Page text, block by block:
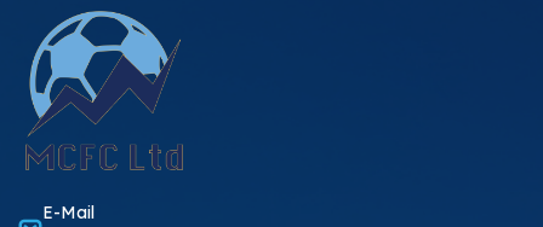
E-Mail